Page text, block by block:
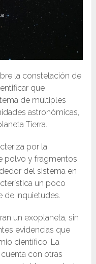
la constelación de
que
de múltiples
astronómicas,
Tierra.
por la
polvo y fragmentos
del sistema en
un poco
de inquietudes.
un exoplaneta, sin
evidencias que
científico. La
con otras